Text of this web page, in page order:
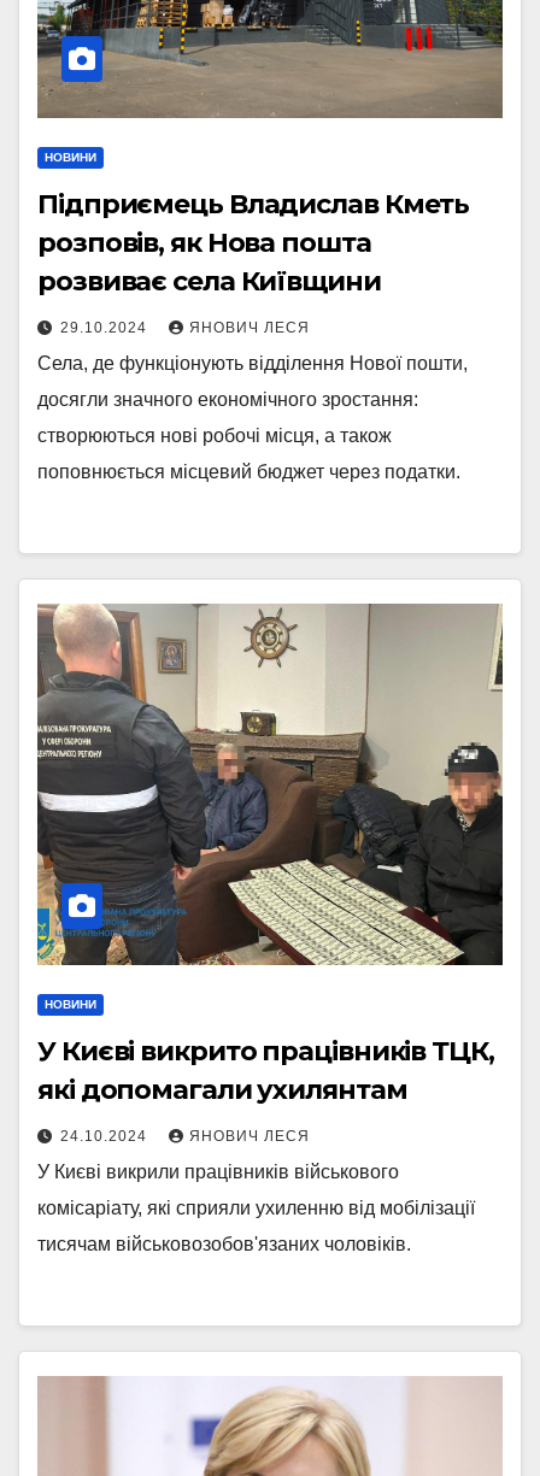
НОВИНИ
Підприємець Владислав Кметь
розповів, як Нова пошта
розвиває села Київщини
29.10.2024 ЯНОВИЧ ЛЕСЯ
Села, де функціонують відділення Нової пошти,
досягли значного економічного зростання:
створюються нові робочі місця, а також
поповнюється місцевий бюджет через податки.
НОВИНИ
У Києві викрито працівників ТЦК,
які допомагали ухилянтам
24.10.2024 ЯНОВИЧ ЛЕСЯ
У Києві викрили працівників військового
комісаріату, які сприяли ухиленню від мобілізації
тисячам військовозобов'язаних чоловіків.